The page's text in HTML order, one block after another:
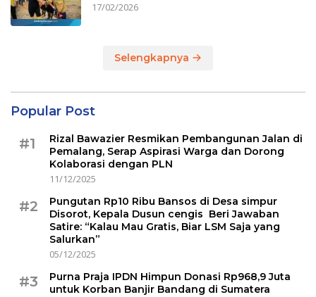
17/02/2026
Selengkapnya
Popular Post
#1
Rizal Bawazier Resmikan Pembangunan Jalan di
Pemalang, Serap Aspirasi Warga dan Dorong
Kolaborasi dengan PLN
11/12/2025
#2
Pungutan Rp10 Ribu Bansos di Desa simpur
Disorot, Kepala Dusun cengis Beri Jawaban
Satire: “Kalau Mau Gratis, Biar LSM Saja yang
Salurkan”
05/12/2025
#3
Purna Praja IPDN Himpun Donasi Rp968,9 Juta
untuk Korban Banjir Bandang di Sumatera